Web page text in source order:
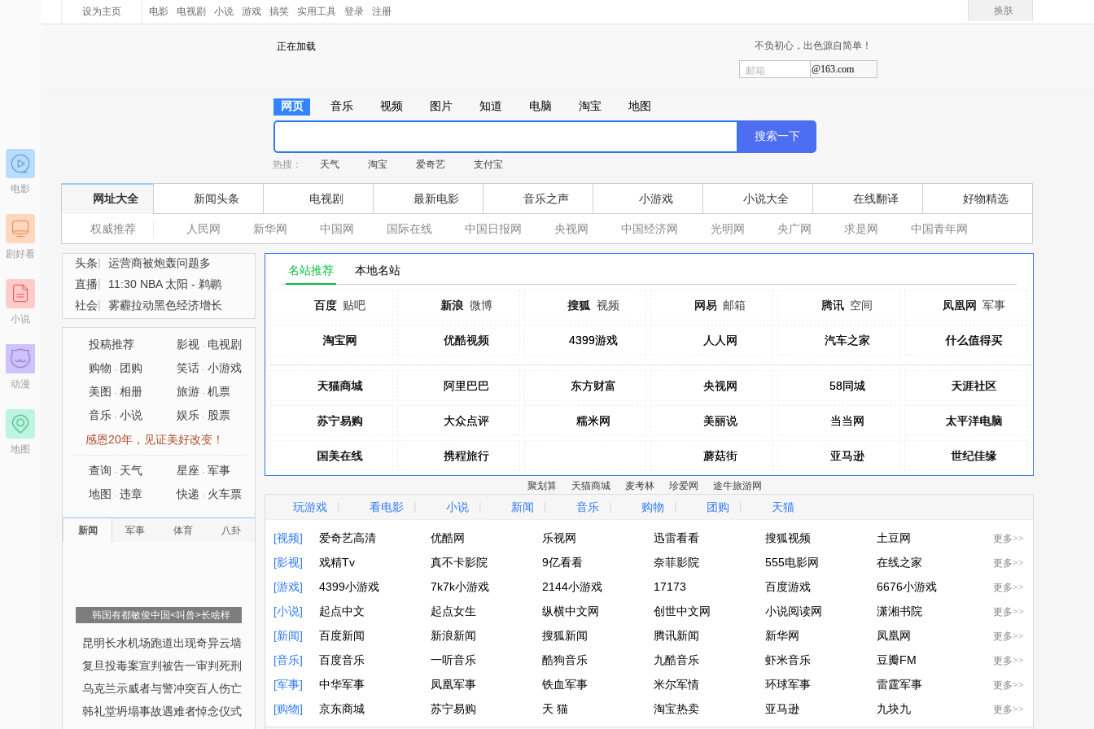
电影
剧好看
小说
动漫
地图
设为主页 电影 电视剧 小说 游戏 搞笑 实用工具 登录 注册 换肤
正在加载 不负初心，出色源自简单！
@163.com
邮箱
网页 音乐 视频 图片 知道 电脑 淘宝 地图
热搜： 天气 淘宝 爱奇艺 支付宝
网址大全 新闻头条 电视剧 最新电影 音乐之声 小游戏 小说大全 在线翻译 好物精选
权威推荐 人民网 新华网 中国网 国际在线 中国日报网 央视网 中国经济网 光明网 央广网 求是网 中国青年网
名站推荐 本地名站
百度
百度 贴吧 新浪
新浪 微博 搜狐
搜狐 视频 网易
网易 邮箱 腾讯
腾讯 空间 凤凰网
凤凰网 军事
淘宝网
淘宝网 优酷视频
优酷视频 4399游戏
4399游戏 人人网
人人网 汽车之家
汽车之家 什么值得买
什么值得买
天猫商城
天猫商城 阿里巴巴
阿里巴巴 东方财富
东方财富 央视网
央视网 58同城
58同城 天涯社区
天涯社区
苏宁易购
苏宁易购 大众点评
大众点评 糯米网
糯米网 美丽说
美丽说 当当网
当当网 太平洋电脑
太平洋电脑
国美在线
国美在线 携程旅行
携程旅行 蘑菇街
蘑菇街 亚马逊
亚马逊 世纪佳缘
世纪佳缘
拉手网
拉手网 乐蜂网
乐蜂网
聚划算 天猫商城 麦考林 珍爱网 途牛旅游网
玩游戏 看电影 小说 新闻 音乐 购物 团购 天猫
[视频] 更多>>
爱奇艺高清
爱奇艺高清
优酷网
优酷网
乐视网
乐视网
迅雷看看
迅雷看看
搜狐视频
搜狐视频
土豆网
土豆网
[影视] 更多>>
戏精Tv
戏精Tv
真不卡影院
真不卡影院
9亿看看
9亿看看
奈菲影院
奈菲影院
555电影网
555电影网
在线之家
在线之家
[游戏] 更多>>
4399小游戏
4399小游戏
7k7k小游戏
7k7k小游戏
2144小游戏
2144小游戏
17173
17173
百度游戏
百度游戏
6676小游戏
6676小游戏
[小说] 更多>>
起点中文
起点中文
起点女生
起点女生
纵横中文网
纵横中文网
创世中文网
创世中文网
小说阅读网
小说阅读网
潇湘书院
潇湘书院
[新闻] 更多>>
百度新闻
百度新闻
新浪新闻
新浪新闻
搜狐新闻
搜狐新闻
腾讯新闻
腾讯新闻
新华网
新华网
凤凰网
凤凰网
[音乐] 更多>>
百度音乐
百度音乐
一听音乐
一听音乐
酷狗音乐
酷狗音乐
九酷音乐
九酷音乐
虾米音乐
虾米音乐
豆瓣FM
豆瓣FM
[军事] 更多>>
中华军事
中华军事
凤凰军事
凤凰军事
铁血军事
铁血军事
米尔军情
米尔军情
环球军事
环球军事
雷霆军事
雷霆军事
[购物] 更多>>
京东商城
苏宁易购
天 猫
淘宝热卖
亚马逊
九块九
头条|
运营商被炮轰问题多
直播|
11:30 NBA 太阳 - 鹈鹕
社会| 雾霾拉动黑色经济增长
投稿推荐 影视 · 电视剧
购物 · 团购 笑话 · 小游戏
美图 · 相册 旅游 · 机票
音乐 · 小说 娱乐 · 股票
感恩20年，见证美好改变！
查询 · 天气 星座 · 军事
地图 · 违章 快递 · 火车票
新闻 军事 体育 八卦
韩国有都敏俊中国<叫兽>长啥样
昆明长水机场跑道出现奇异云墙
复旦投毒案宣判被告一审判死刑
乌克兰示威者与警冲突百人伤亡
韩礼堂坍塌事故遇难者悼念仪式